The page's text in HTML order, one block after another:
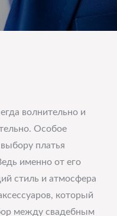
волнительно и
Особое
платья
именно от его
стиль и атмосфера
который
между свадебным